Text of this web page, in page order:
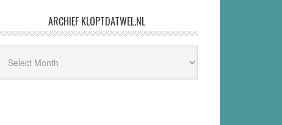
ARCHIEF KLOPTDATWEL.NL
Kloptdatwel.nl